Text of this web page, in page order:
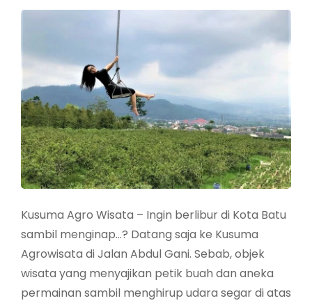
Kusuma Agro Wisata – Ingin berlibur di Kota Batu
sambil menginap…? Datang saja ke Kusuma
Agrowisata di Jalan Abdul Gani. Sebab, objek
wisata yang menyajikan petik buah dan aneka
permainan sambil menghirup udara segar di atas